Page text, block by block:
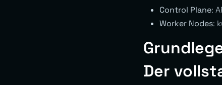
Control Plane:
Worker Nodes:
Der